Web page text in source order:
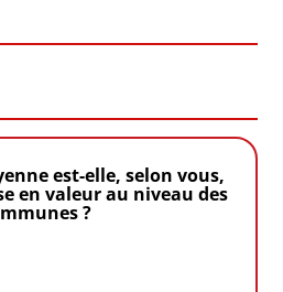
est-elle, selon vous,
en valeur au niveau des
?